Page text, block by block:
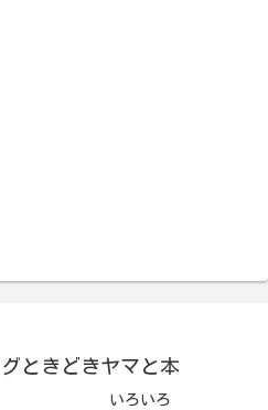
ときどきヤマと本
いろいろ